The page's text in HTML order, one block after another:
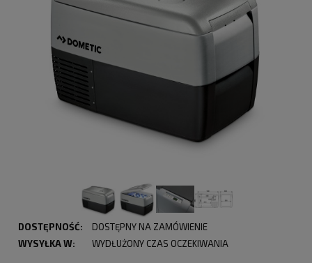
DOSTĘPNOŚĆ:
DOSTĘPNY NA ZAMÓWIENIE
WYSYŁKA W:
WYDŁUŻONY CZAS OCZEKIWANIA